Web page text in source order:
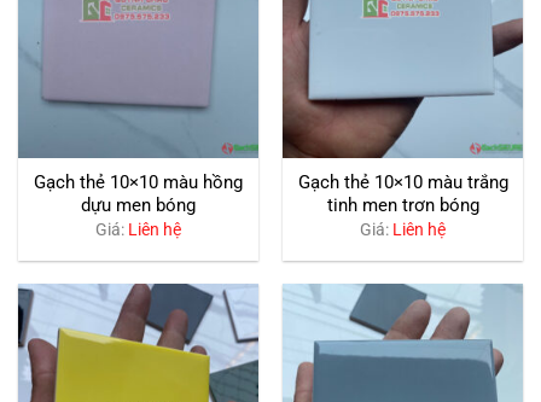
Gạch thẻ 10×10 màu hồng
dựu men bóng
Giá: Liên hệ
Gạch thẻ 10×10 màu trắng
tinh men trơn bóng
Giá: Liên hệ